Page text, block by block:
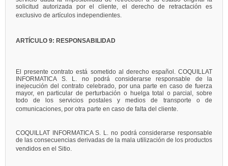
solicitud autorizada por el cliente, el derecho de retractación es
exclusivo de artículos independientes.
ARTÍCULO 9: RESPONSABILIDAD
El presente contrato está sometido al derecho español. COQUILLAT
INFORMATICA S. L. no podrá considerarse responsable de la
inejecución del contrato celebrado, por una parte en caso de fuerza
mayor, en particular de perturbación o huelga total o parcial, sobre
todo de los servicios postales y medios de transporte o de
comunicaciones, por otra parte en caso de falta del cliente.
COQUILLAT INFORMATICA S. L. no podrá considerarse responsable
de las consecuencias derivadas de la mala utilización de los productos
vendidos en el Sitio.